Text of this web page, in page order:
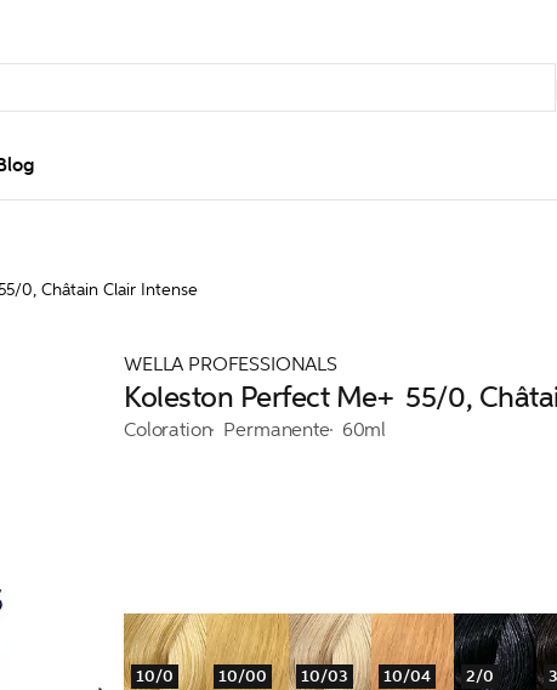
0, Châtain Clair Intense
WELLA PROFESSIONALS
Koleston Perfect Me+ 55/0,
Coloration Permanente 60ml
10/0 10/00 10/03 10/04 2/0